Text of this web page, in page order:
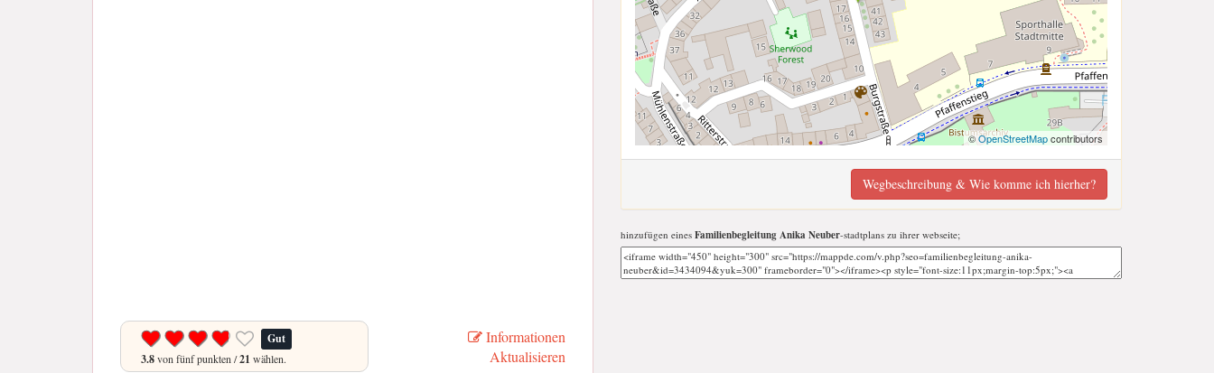
Gut
3.8von fünf punkten /21 wählen.
Informationen
Aktualisieren
©OpenStreetMapcontributors
Wegbeschreibung & Wie komme ich hierher?
hinzufügen eines Familienbegleitung Anika Neuber-stadtplans zu ihrer webseite;